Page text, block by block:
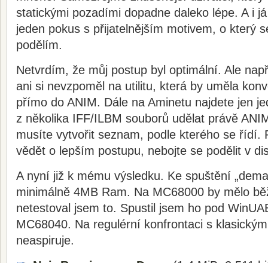
statickými pozadími dopadne daleko lépe. A i
jeden pokus s přijatelnějším motivem, o který
podělím.
Netvrdím, že můj postup byl optimální. Ale
ani si nevzpoměl na utilitu, která by uměla
přímo do ANIM. Dále na Aminetu najdete jen
z několika IFF/ILBM souborů udělat právě
musíte vytvořit seznam, podle kterého se řídí.
vědět o lepším postupu, nebojte se podělit v
A nyní již k mému výsledku. Ke spuštění
minimálně 4MB Ram. Na MC68000 by mělo
netestoval jsem to. Spustil jsem ho pod
MC68040. Na regulérní konfrontaci s
neaspiruje.